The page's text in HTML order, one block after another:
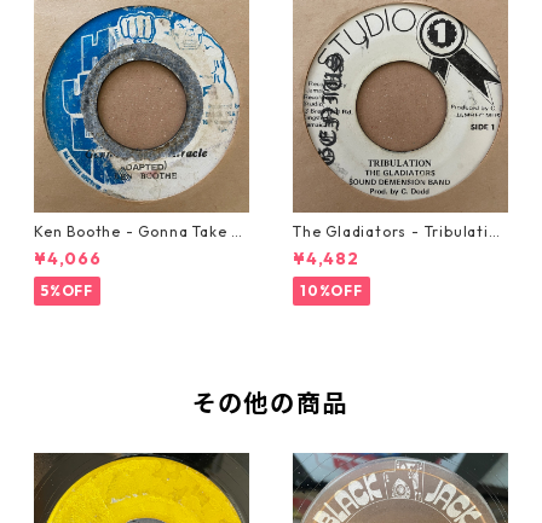
Ken Boothe - Gonna Take A
Miracle【7-21362】
¥4,066
5%OFF
The Gladiators - Tribulation
【7-21365】
¥4,482
10%OFF
その他の商品